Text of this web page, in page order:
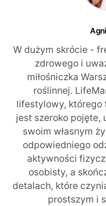
W dużym skrócie -
zdrowego i
miłośniczka
roślinnej.
lifestylowy, którego
jest szeroko pojęte,
swoim własnym
odpowiedniego
aktywności
osobisty, a
detalach, które
prostszym i